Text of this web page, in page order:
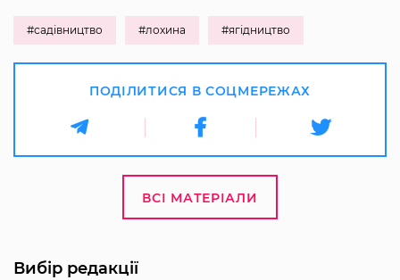
#садівництво #лохина #ягідництво
ПОДІЛИТИСЯ В СОЦМЕРЕЖАХ
ВСІ МАТЕРІАЛИ
Вибір редакції